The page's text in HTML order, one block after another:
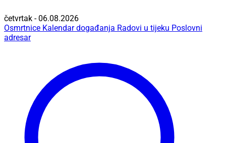
četvrtak - 06.08.2026
Osmrtnice Kalendar događanja Radovi u tijeku Poslovni
adresar